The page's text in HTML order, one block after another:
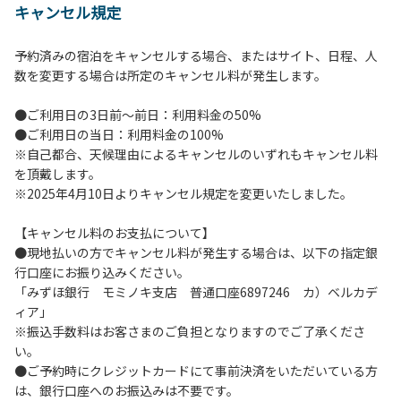
【施設全体に関する注意事項】
２.利用上のルールを遵守いただき、ご自身で事故防止に努め
てください。
４.場内を車で移動する場合は、徐行運転（5km/h以下）を
行ってください。
５.施設内は土足禁止です。
６.コテージ・ロッジ棟内は禁煙です。
７.ゴミは分別した上で、燃えるごみ以外は中身を洗い、チェ
８.不可抗力以外の事由により建造物、家具、備品、その他の
物品を損傷、紛失、汚染させた場合には、相当額を弁償して
いただくことがあります。
９.施設内（駐車場含む）での事故や盗難などにつきまして
は、一切の責任を負いかねます。
【コテージご利用上の注意事項ならびに禁止事項】
１.動物（ペット類）の同伴はご遠慮願います。
キャンセル規定
予約済みの宿泊をキャンセルする場合、またはサイト、日程、人
数を変更する場合は所定のキャンセル料が発生します。
●ご利用日の3日前～前日：利用料金の50%
●ご利用日の当日：利用料金の100%
※自己都合、天候理由によるキャンセルのいずれもキャンセル料
を頂戴します。
※2025年4月10日よりキャンセル規定を変更いたしました。
【キャンセル料のお支払について】
●現地払いの方でキャンセル料が発生する場合は、以下の指定銀
行口座にお振り込みください。
「みずほ銀行 モミノキ支店 普通口座6897246 カ）ベルカデ
ィア」
※振込手数料はお客さまのご負担となりますのでご了承くださ
い。
●ご予約時にクレジットカードにて事前決済をいただいている方
は、銀行口座へのお振込みは不要です。